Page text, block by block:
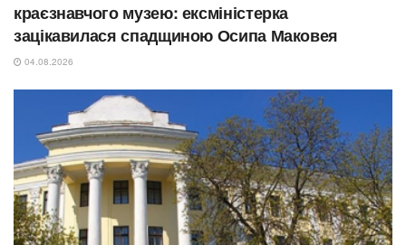
краєзнавчого музею: ексміністерка
зацікавилася спадщиною Осипа Маковея
04.08.2026